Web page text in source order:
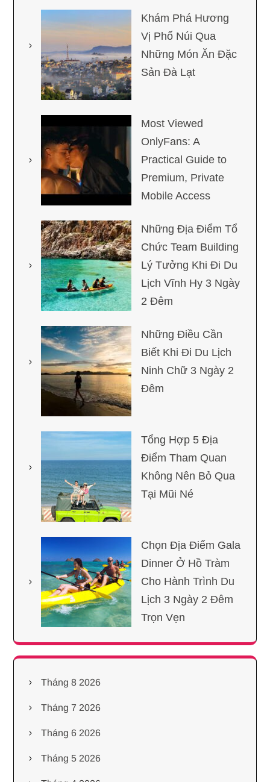
Khám Phá Hương
Vị Phố Núi Qua
Những Món Ăn Đặc
Sản Đà Lạt
Most Viewed
OnlyFans: A
Practical Guide to
Premium, Private
Mobile Access
Những Địa Điểm Tổ
Chức Team Building
Lý Tưởng Khi Đi Du
Lịch Vĩnh Hy 3 Ngày
2 Đêm
Những Điều Cần
Biết Khi Đi Du Lịch
Ninh Chữ 3 Ngày 2
Đêm
Tổng Hợp 5 Địa
Điểm Tham Quan
Không Nên Bỏ Qua
Tại Mũi Né
Chọn Địa Điểm Gala
Dinner Ở Hồ Tràm
Cho Hành Trình Du
Lịch 3 Ngày 2 Đêm
Trọn Vẹn
Tháng 8 2026
Tháng 7 2026
Tháng 6 2026
Tháng 5 2026